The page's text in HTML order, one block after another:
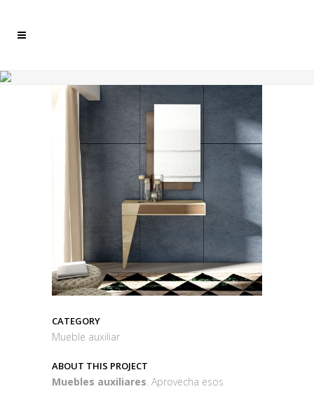
CATEGORY
Mueble auxiliar
ABOUT THIS PROJECT
Muebles auxiliares. Aprovecha esos